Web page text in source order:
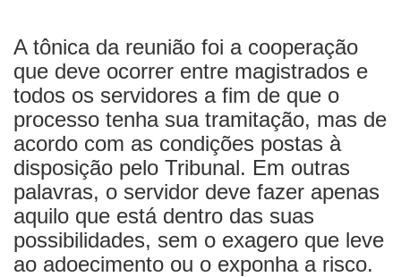
A tônica da reunião foi a cooperação
que deve ocorrer entre magistrados e
todos os servidores a fim de que o
processo tenha sua tramitação, mas de
acordo com as condições postas à
disposição pelo Tribunal. Em outras
palavras, o servidor deve fazer apenas
aquilo que está dentro das suas
possibilidades, sem o exagero que leve
ao adoecimento ou o exponha a risco.